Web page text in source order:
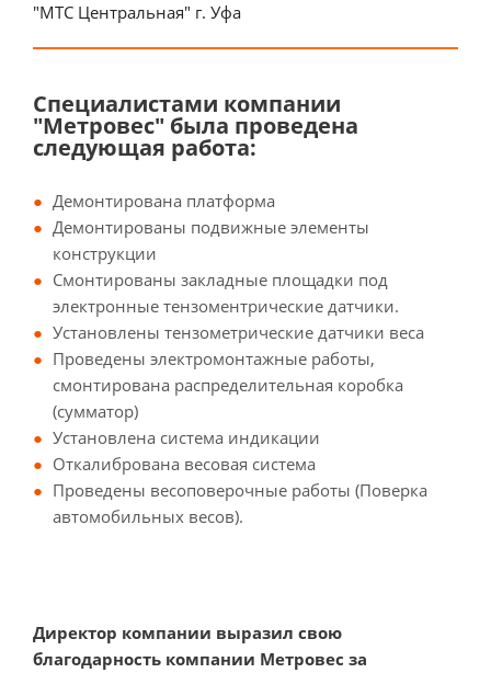
"МТС Центральная" г. Уфа
Специалистами компании
"Метровес" была проведена
следующая работа:
Демонтирована платформа
Демонтированы подвижные элементы
конструкции
Смонтированы закладные площадки под
электронные тензоментрические датчики.
Установлены тензометрические датчики веса
Проведены электромонтажные работы,
смонтирована распределительная коробка
(сумматор)
Установлена система индикации
Откалибрована весовая система
Проведены весоповерочные работы (Поверка
автомобильных весов).
Директор компании выразил свою
благодарность компании Метровес за